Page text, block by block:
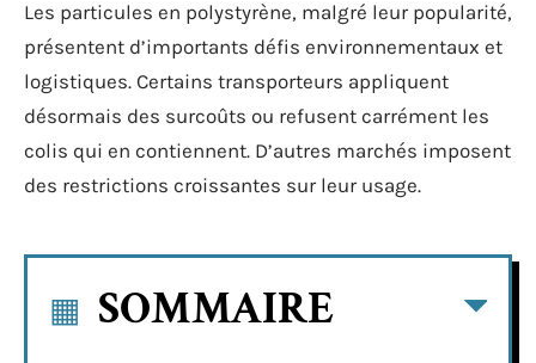
Les particules en polystyrène, malgré leur popularité,
présentent d’importants défis environnementaux et
logistiques. Certains transporteurs appliquent
désormais des surcoûts ou refusent carrément les
colis qui en contiennent. D’autres marchés imposent
des restrictions croissantes sur leur usage.
SOMMAIRE